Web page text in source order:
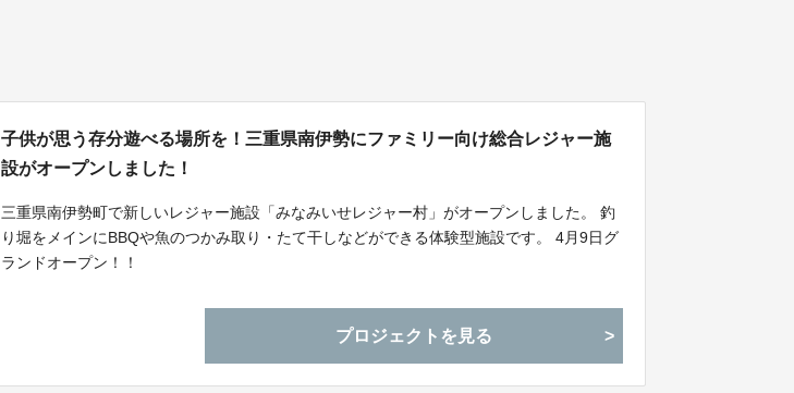
子供が思う存分遊べる場所を！三重県南伊勢にファミリー向け総合レジャー施
設がオープンしました！
三重県南伊勢町で新しいレジャー施設「みなみいせレジャー村」がオープンしました。 釣
り堀をメインにBBQや魚のつかみ取り・たて干しなどができる体験型施設です。 4月9日グ
ランドオープン！！
プロジェクトを見る